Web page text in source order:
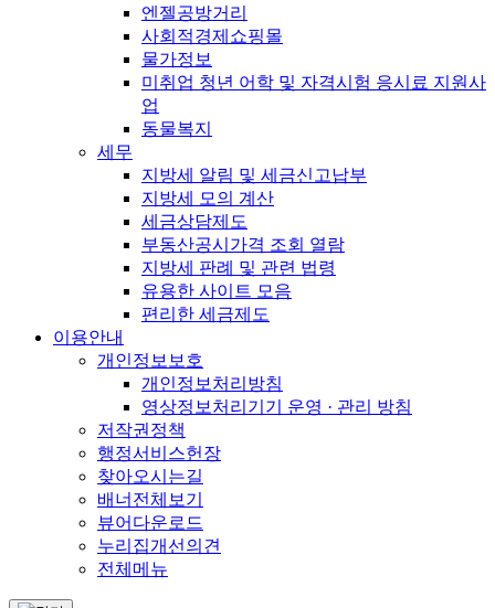
엔젤공방거리
사회적경제쇼핑몰
물가정보
미취업 청년 어학 및 자격시험 응시료 지원사
업
동물복지
세무
지방세 알림 및 세금신고납부
지방세 모의 계산
세금상담제도
부동산공시가격 조회 열람
지방세 판례 및 관련 법령
유용한 사이트 모음
편리한 세금제도
이용안내
개인정보보호
개인정보처리방침
영상정보처리기기 운영 · 관리 방침
저작권정책
행정서비스헌장
찾아오시는길
배너전체보기
뷰어다운로드
누리집개선의견
전체메뉴